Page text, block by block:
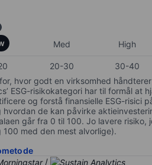
Med High
20-30 30-40
hvor godt en virksomhed
ESG-risikokategori har til formål at
og forstå finansielle ESG-risici
hvordan de kan påvirke
går fra 0 til 100. Jo lavere risiko,
100 med den mest alvorlige).
/